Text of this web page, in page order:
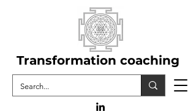
Transformation coaching